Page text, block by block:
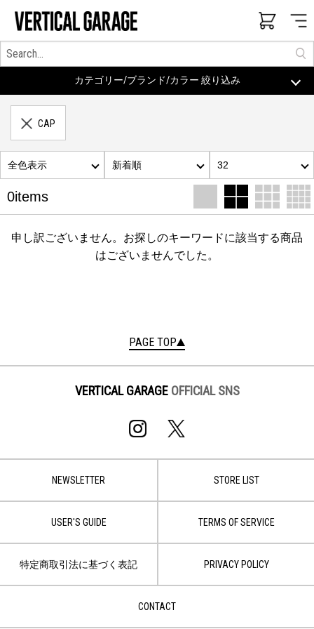
カテゴリー/ブランド/カラー 絞り込み
CAP
0items
全色表示 新着順 32
申し訳ございません。お探しのキーワードに該当する商品
はございませんでした。
PAGE TOP
VERTICAL GARAGE OFFICIAL SNS
NEWSLETTER STORE LIST
USER'S GUIDE TERMS OF SERVICE
特定商取引法に基づく表記 PRIVACY POLICY
CONTACT